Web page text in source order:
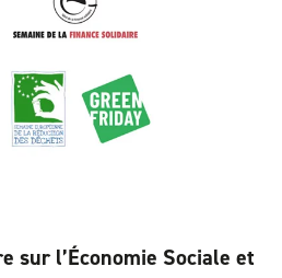
sur l’Économie Sociale et